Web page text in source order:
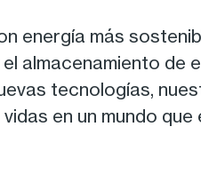
energía más
almacenamiento de
tecnologías,
en un mundo